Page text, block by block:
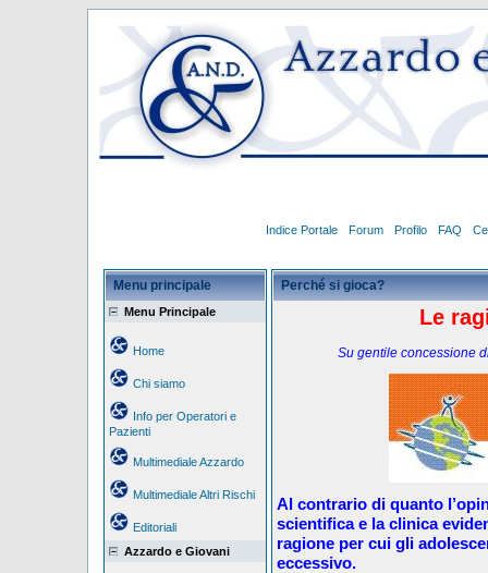
Indice Portale Forum Profilo FAQ
Menu principale
Menu Principale
Home
Chi siamo
Info per Operatori e
Pazienti
Multimediale Azzardo
Multimediale Altri Rischi
Editoriali
Azzardo e Giovani
Perché si gioca?
Le
Su gentile concessione
Al contrario di quanto
scientifica e la clinica
ragione per cui gli
eccessivo.